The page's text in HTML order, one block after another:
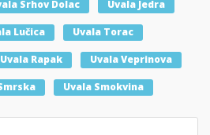
Srhov Dolac Uvala Jedra
Lučica Uvala Torac
Uvala Rapak Uvala Veprinova
Uvala Smokvina